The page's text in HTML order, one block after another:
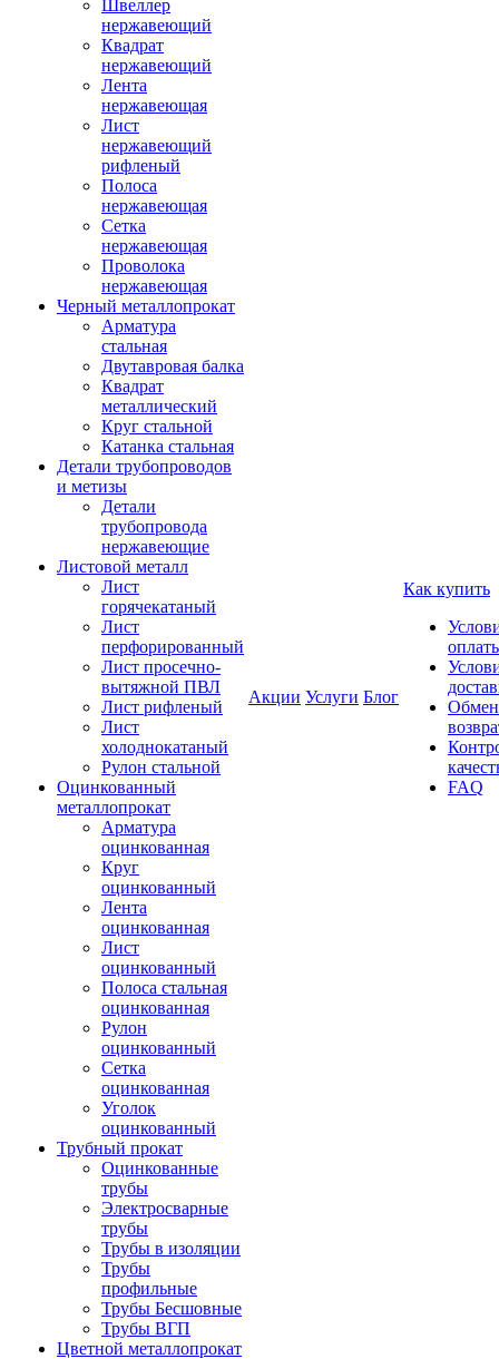
Швеллер
нержавеющий
Квадрат
нержавеющий
Лента
нержавеющая
Лист
нержавеющий
рифленый
Полоса
нержавеющая
Сетка
нержавеющая
Проволока
нержавеющая
Черный металлопрокат
Арматура
стальная
Двутавровая балка
Квадрат
металлический
Круг стальной
Катанка стальная
Детали трубопроводов
и метизы
Детали
трубопровода
нержавеющие
Листовой металл
Лист
горячекатаный
Лист
перфорированный
Лист просечно-
вытяжной ПВЛ
Лист рифленый
Лист
холоднокатаный
Рулон стальной
Оцинкованный
металлопрокат
Арматура
оцинкованная
Круг
оцинкованный
Лента
оцинкованная
Лист
оцинкованный
Полоса стальная
оцинкованная
Рулон
оцинкованный
Сетка
оцинкованная
Уголок
оцинкованный
Трубный прокат
Оцинкованные
трубы
Электросварные
трубы
Трубы в изоляции
Трубы
профильные
Трубы Бесшовные
Трубы ВГП
Цветной металлопрокат
Акции Услуги Блог
Как купить
FAQ